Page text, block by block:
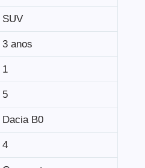
SUV
3 anos
1
5
Dacia B0
4